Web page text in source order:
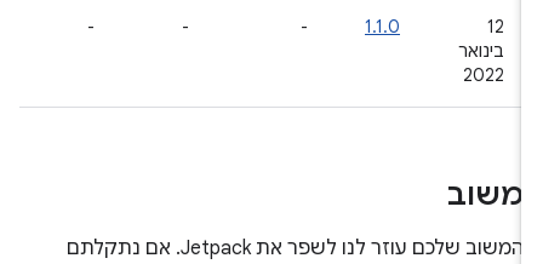
בינואר
2022
1.1.0
משוב
המשוב שלכם עוזר לנו לשפר את Jetpack. אם נתקלתם